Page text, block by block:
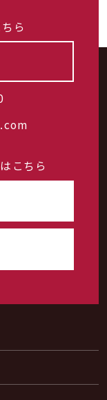
格的なモーグ
ないハーフ
と遊べるゲ
ド
るい雰囲気
ら
こちら